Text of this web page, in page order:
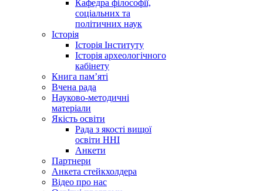
Кафедра філософії,
соціальних та
політичних наук
Історія
Історія Інституту
Історія археологічного
кабінету
Книга памʼяті
Вчена рада
Науково-методичні
матеріали
Якість освіти
Рада з якості вищої
освіти ННІ
Анкети
Партнери
Анкета стейкхолдера
Відео про нас